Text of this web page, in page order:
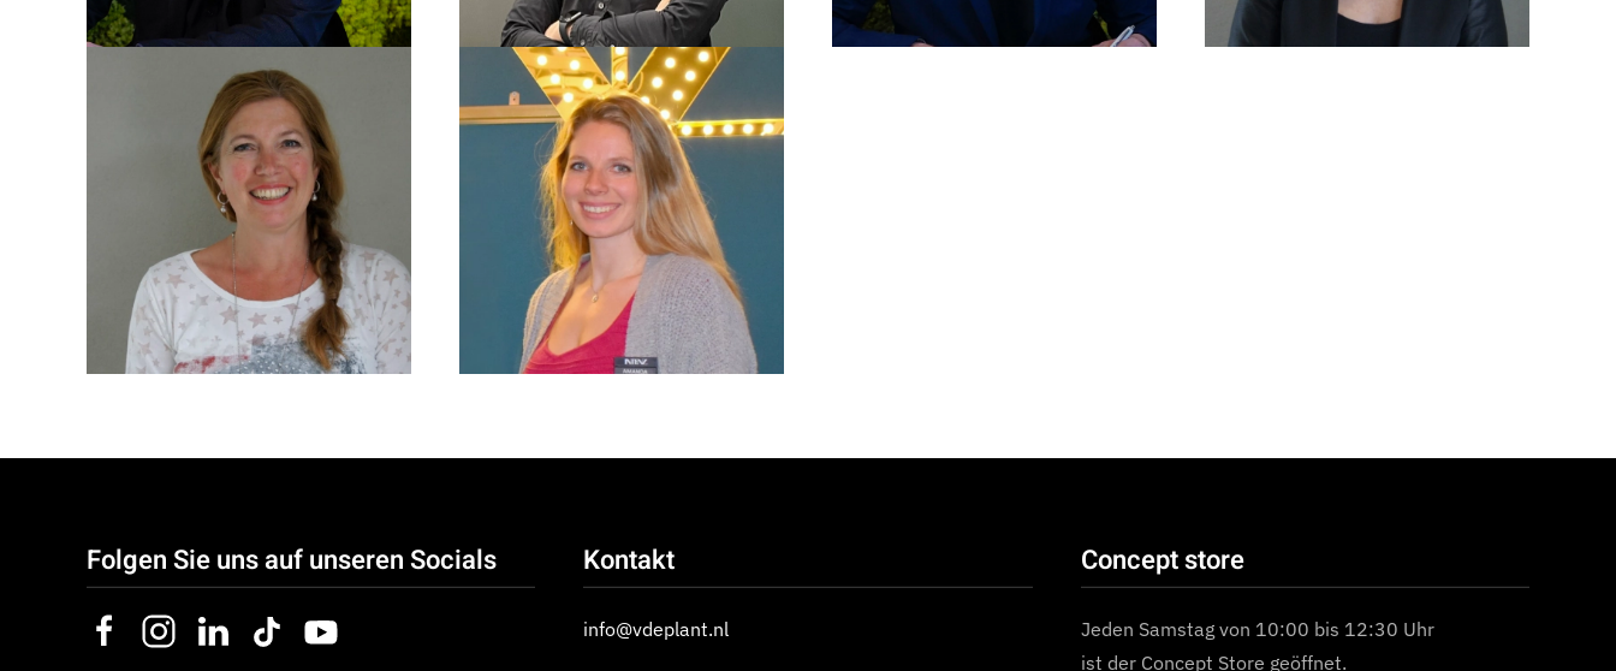
Lida Sjoerdsma -
Visser
Amanda van
Paassen
Folgen Sie uns auf unseren Socials Kontakt
info@vdeplant.nl
Concept store
Jeden Samstag von 10:00 bis 12:30 Uhr
ist der Concept Store geöffnet.